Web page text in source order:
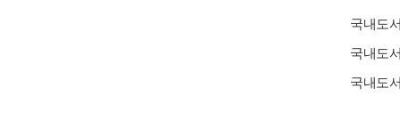
국내도
국내도
국내도